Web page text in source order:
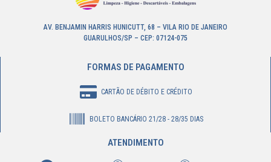
AV. BENJAMIN HARRIS HUNICUTT, 68 – VILA RIO DE JANEIRO
GUARULHOS/SP – CEP: 07124-075
FORMAS DE PAGAMENTO
CARTÃO DE DÉBITO E CRÉDITO
BOLETO BANCÁRIO 21/28 - 28/35 DIAS
ATENDIMENTO